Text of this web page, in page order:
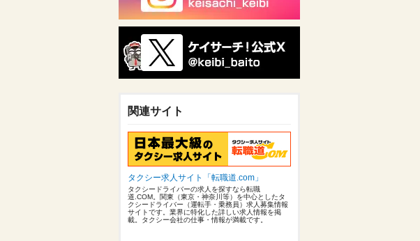
関連サイト
タクシー求人サイト「転職道.com」
タクシードライバーの求人を探すなら転職
道.COM。関東（東京・神奈川等）を中心としたタ
クシードライバー（運転手・乗務員）求人募集情報
サイトです。業界に特化した詳しい求人情報を掲
載。タクシー会社の仕事・情報が満載です。